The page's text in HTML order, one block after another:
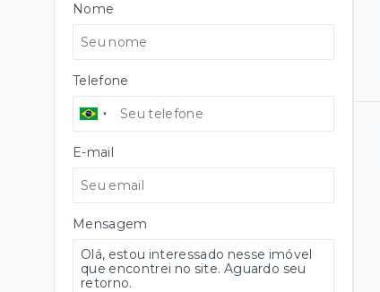
Nome
Telefone
E-mail
Mensagem